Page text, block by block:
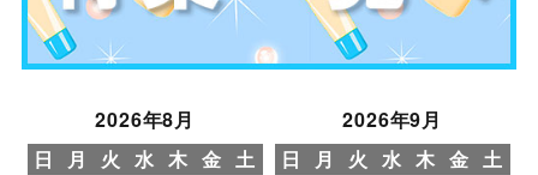
2026年8月
日
月 火 水 木 金 土
2026年9月
日
月 火 水 木 金 土